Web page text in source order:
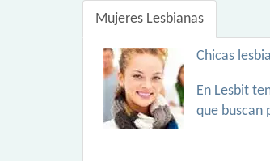
Mujeres Lesbianas
Chicas
En Lesbit
que buscan